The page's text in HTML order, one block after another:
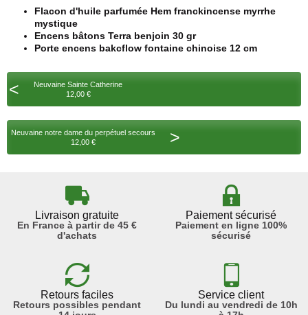
Flacon d'huile parfumée Hem franckincense myrrhe
mystique
Encens bâtons Terra benjoin 30 gr
Porte encens bakcflow fontaine chinoise 12 cm
<
Neuvaine Sainte Catherine
12,00 €
Neuvaine notre dame du perpétuel secours
12,00 €
>
Livraison gratuite
En France à partir de 45 €
d'achats
Paiement sécurisé
Paiement en ligne 100%
sécurisé
Retours faciles
Retours possibles pendant
Service client
Du lundi au vendredi de 10h